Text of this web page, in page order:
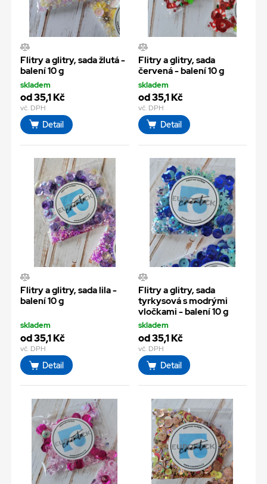
Flitry a glitry, sada žlutá -
balení 10 g
skladem
od 35,1 Kč
vč. DPH
Detail
Flitry a glitry, sada
červená - balení 10 g
skladem
od 35,1 Kč
vč. DPH
Detail
Flitry a glitry, sada lila -
balení 10 g
skladem
od 35,1 Kč
vč. DPH
Detail
Flitry a glitry, sada
tyrkysová s modrými
vločkami - balení 10 g
skladem
od 35,1 Kč
vč. DPH
Detail